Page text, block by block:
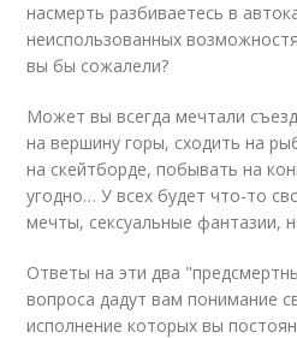
насмерть разбиваетесь в
неиспользованных
вы бы сожалели?
Может вы всегда мечтали
на вершину горы, сходить на
на скейтборде, побывать на
угодно… У всех будет что-то
мечты, сексуальные фантазии,
Ответы на эти два
вопроса дадут вам понимание
исполнение которых вы